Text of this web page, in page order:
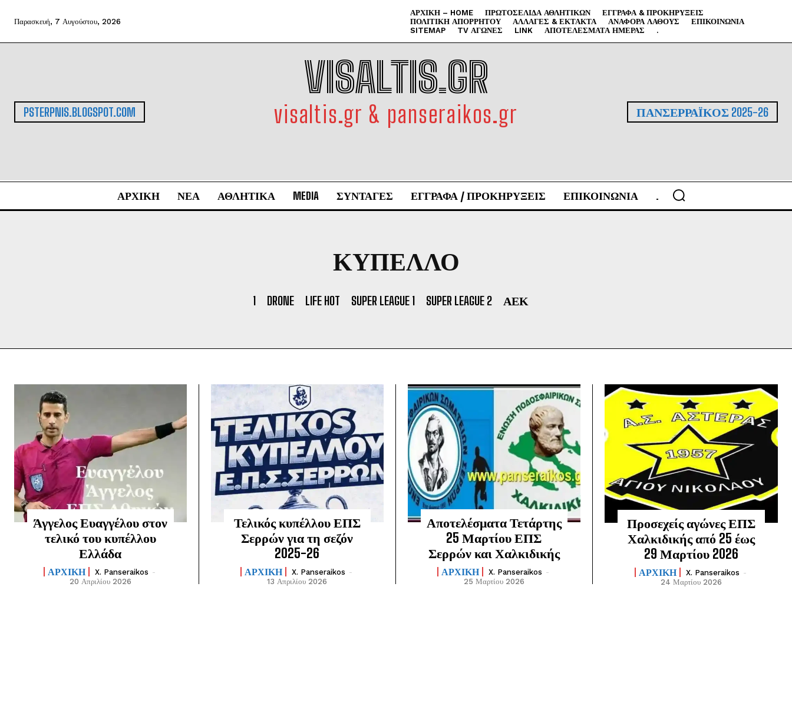
Παρασκευή, 7 Αυγούστου, 2026
ΑΡΧΙΚΉ – HOME ΠΡΩΤΟΣΈΛΙΔΑ ΑΘΛΗΤΙΚΏΝ
ΈΓΓΡΑΦΑ & ΠΡΟΚΗΡΎΞΕΙΣ
ΠΟΛΙΤΙΚΉ ΑΠΟΡΡΉΤΟΥ
ΑΛΛΑΓΈΣ & ΈΚΤΑΚΤΑ ΑΝΑΦΟΡΆ ΛΆΘΟΥΣ
ΕΠΙΚΟΙΝΩΝΊΑ
SITEMAP
TV ΑΓΏΝΕΣ LINK ΑΠΟΤΕΛΈΣΜΑΤΑ ΗΜΈΡΑΣ .
PSTERPNIS.BLOGSPOT.COM
VISALTIS.GR
visaltis.gr & panseraikos.gr ΠΑΝΣΕΡΡΑΪΚΟΣ 2025-26
ΑΡΧΙΚΗ ΝΕΑ ΑΘΛΗΤΙΚΑ MEDIA ΣΥΝΤΑΓΕΣ ΕΓΓΡΑΦΑ / ΠΡΟΚΗΡΥΞΕΙΣ ΕΠΙΚΟΙΝΩΝΙΑ .
ΚΥΠΕΛΛΟ
1 DRONE LIFE HOT SUPER LEAGUE 1 SUPER LEAGUE 2 ΑΕΚ
Άγγελος Ευαγγέλου στον
τελικό του κυπέλλου
Ελλάδα
ΑΡΧΙΚΗ X. Panseraikos -
20 Απριλίου 2026
Τελικός κυπέλλου ΕΠΣ
Σερρών για τη σεζόν
2025-26
ΑΡΧΙΚΗ X. Panseraikos -
13 Απριλίου 2026
Αποτελέσματα Τετάρτης
25 Μαρτίου ΕΠΣ
Σερρών και Χαλκιδικής
ΑΡΧΙΚΗ X. Panseraikos -
25 Μαρτίου 2026
Προσεχείς αγώνες ΕΠΣ
Χαλκιδικής από 25 έως
29 Μαρτίου 2026
ΑΡΧΙΚΗ X. Panseraikos -
24 Μαρτίου 2026